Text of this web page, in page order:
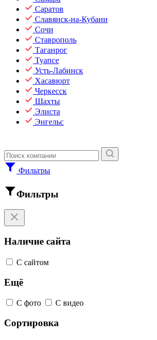
Саратов
Славянск-на-Кубани
Сочи
Ставрополь
Таганрог
Туапсе
Усть-Лабинск
Хасавюрт
Черкесск
Шахты
Элиста
Энгельс
Фильтры
Фильтры
Наличие сайта
С сайтом
Ещё
С фото С видео
Сортировка